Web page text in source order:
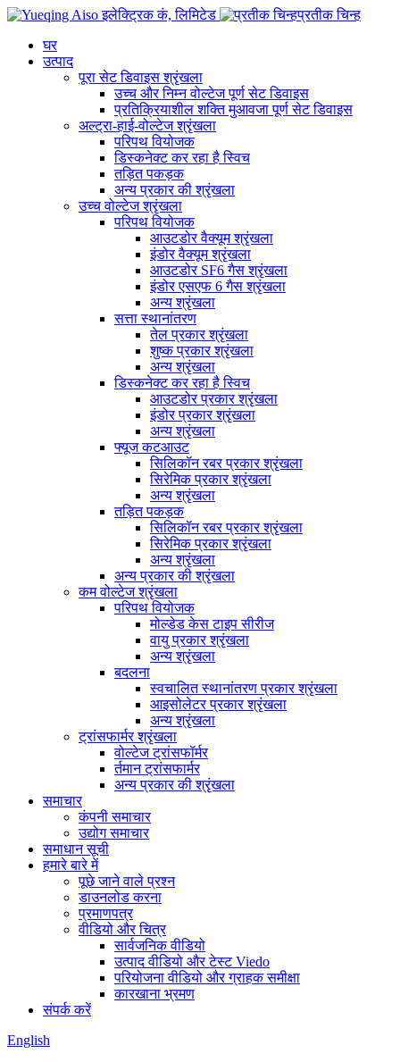
प्रतीक चिन्ह
घर
उत्पाद
पूरा सेट डिवाइस श्रृंखला
उच्च और निम्न वोल्टेज पूर्ण सेट डिवाइस
प्रतिक्रियाशील शक्ति मुआवजा पूर्ण सेट डिवाइस
अल्ट्रा-हाई-वोल्टेज श्रृंखला
परिपथ वियोजक
डिस्कनेक्ट कर रहा है स्विच
तड़ित पकड़क
अन्य प्रकार की श्रृंखला
उच्च वोल्टेज श्रृंखला
परिपथ वियोजक
आउटडोर वैक्यूम श्रृंखला
इंडोर वैक्यूम श्रृंखला
आउटडोर SF6 गैस श्रृंखला
इंडोर एसएफ 6 गैस श्रृंखला
अन्य श्रृंखला
सत्ता स्थानांतरण
तेल प्रकार श्रृंखला
शुष्क प्रकार श्रृंखला
अन्य श्रृंखला
डिस्कनेक्ट कर रहा है स्विच
आउटडोर प्रकार श्रृंखला
इंडोर प्रकार श्रृंखला
अन्य श्रृंखला
फ्यूज कटआउट
सिलिकॉन रबर प्रकार श्रृंखला
सिरेमिक प्रकार श्रृंखला
अन्य श्रृंखला
तड़ित पकड़क
सिलिकॉन रबर प्रकार श्रृंखला
सिरेमिक प्रकार श्रृंखला
अन्य श्रृंखला
अन्य प्रकार की श्रृंखला
कम वोल्टेज श्रृंखला
परिपथ वियोजक
मोल्डेड केस टाइप सीरीज
वायु प्रकार श्रृंखला
अन्य श्रृंखला
बदलना
स्वचालित स्थानांतरण प्रकार श्रृंखला
आइसोलेटर प्रकार श्रृंखला
अन्य श्रृंखला
ट्रांसफार्मर श्रृंखला
वोल्टेज ट्रांसफॉर्मर
र्तमान ट्रांसफार्मर
अन्य प्रकार की श्रृंखला
समाचार
कंपनी समाचार
उद्योग समाचार
समाधान सूची
हमारे बारे में
पूछे जाने वाले प्रश्न
डाउनलोड करना
प्रमाणपत्र
वीडियो और चित्र
सार्वजनिक वीडियो
उत्पाद वीडियो और टेस्ट Viedo
परियोजना वीडियो और ग्राहक समीक्षा
कारखाना भ्रमण
संपर्क करें
English